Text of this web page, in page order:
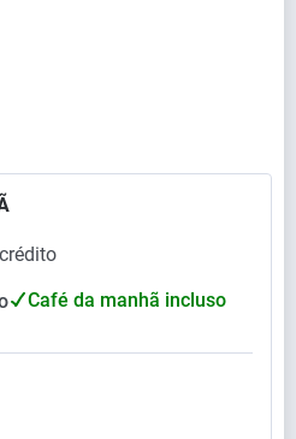
Café da manhã incluso